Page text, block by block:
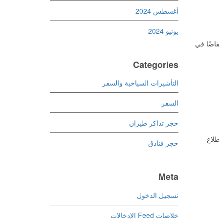
في
أغسطس 2024
يونيو 2024
Categories
التأشيرات السياحية والسفر
السفر
حجز تذاكر طيران
حجز فنادق
Meta
تسجيل الدخول
خلاصات Feed الإدخالات